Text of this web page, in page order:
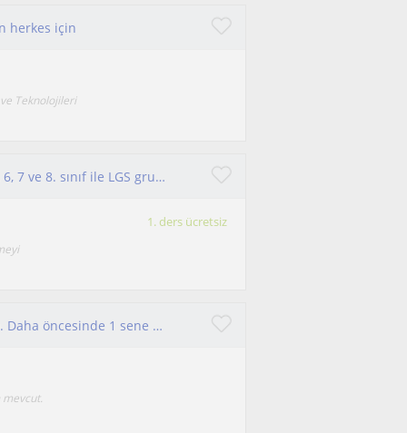
herkes için
Teknolojileri
Merhaba, ben Elif Barak. Fen bilgisi alanında 5, 6, 7 ve 8. sınıf ile LGS gruplarına ders vermeyi hedefliyorum.
1. ders ücretsiz
Akdeniz üniversitesi tarih bölümü mezunuyum. Daha öncesinde 1 sene kadar öğretmenlik alanında staj yaptım. Alanımda özel dersler v